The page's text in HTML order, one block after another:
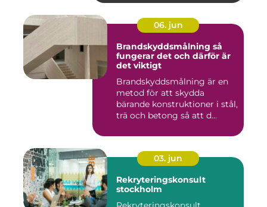
06. jun
Brandskyddsmålning så
fungerar det och därför är
det viktigt
Brandskyddsmålning är en
metod för att skydda
bärande konstruktioner i stål,
trä och betong så att d...
03. jun
Rekryteringskonsult
stockholm